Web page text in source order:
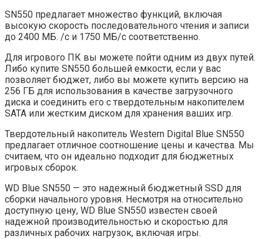
SN550 предлагает множество функций, включая
высокую скорость последовательного чтения и записи
до 2400 МБ. /с и 1750 МБ/с соответственно.
Для игрового ПК вы можете пойти одним из двух путей.
Либо купите SN550 большей емкости, если у вас
позволяет бюджет, либо вы можете купить версию на
256 ГБ для использования в качестве загрузочного
диска и соединить его с твердотельным накопителем
SATA или жестким диском для хранения ваших игр.
Твердотельный накопитель Western Digital Blue SN550
предлагает отличное соотношение цены и качества. Мы
считаем, что он идеально подходит для бюджетных
игровых сборок.
WD Blue SN550 — это надежный бюджетный SSD для
сборки начального уровня. Несмотря на относительно
доступную цену, WD Blue SN550 известен своей
надежной производительностью и скоростью для
различных рабочих нагрузок, включая игры.